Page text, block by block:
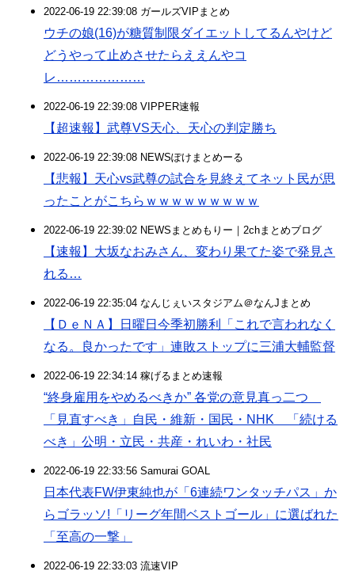
2022-06-19 22:39:08 ガールズVIPまとめ
ウチの娘(16)が糖質制限ダイエットしてるんやけど
どうやって止めさせたらええんやコ
レ…………………
2022-06-19 22:39:08 VIPPER速報
【超速報】武尊VS天心、天心の判定勝ち
2022-06-19 22:39:08 NEWSぽけまとめーる
【悲報】天心vs武尊の試合を見終えてネット民が思
ったことがこちらｗｗｗｗｗｗｗｗｗ
2022-06-19 22:39:02 NEWSまとめもりー｜2chまとめブログ
【速報】大坂なおみさん、変わり果てた姿で発見さ
れる…
2022-06-19 22:35:04 なんじぇいスタジアム＠なんJまとめ
【ＤｅＮＡ】日曜日今季初勝利「これで言われなく
なる。良かったです」連敗ストップに三浦大輔監督
2022-06-19 22:34:14 稼げるまとめ速報
“終身雇用をやめるべきか” 各党の意見真っ二つ
「見直すべき」自民・維新・国民・NHK 「続ける
べき」公明・立民・共産・れいわ・社民
2022-06-19 22:33:56 Samurai GOAL
日本代表FW伊東純也が「6連続ワンタッチパス」か
らゴラッソ!「リーグ年間ベストゴール」に選ばれた
「至高の一撃」
2022-06-19 22:33:03 流速VIP